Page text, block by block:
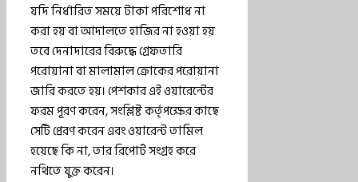
যদি নির্ধারিত সময়ে টাকা পরিশোধ না
করা হয় বা আদালতে হাজির না হওয়া হয়
তবে দেনাদারের বিরুদ্ধে গ্রেফতারি
পরোয়ানা বা মালামাল ক্রোকের পরোয়ানা
জারি করতে হয়। পেশকার এই ওয়ারেন্টের
ফরম পূরণ করেন, সংশ্লিষ্ট কর্তৃপক্ষের কাছে
সেটি প্রেরণ করেন এবং ওয়ারেন্ট তামিল
হয়েছে কি না, তার রিপোর্ট সংগ্রহ করে
নথিতে যুক্ত করেন।